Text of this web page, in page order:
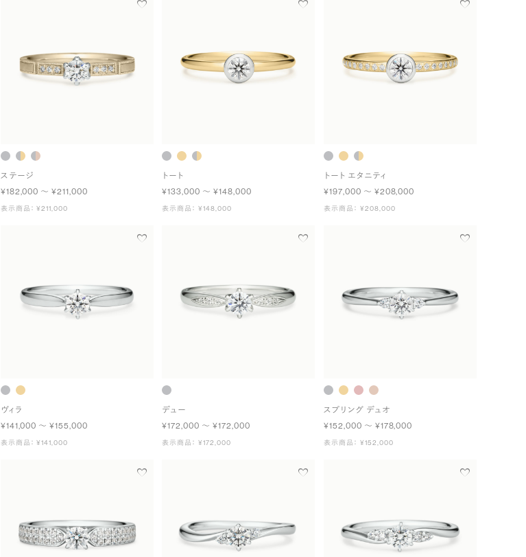
ステージ
¥182,000 〜 ¥211,000
表示商品： ¥211,000
トート
¥133,000 〜 ¥148,000
表示商品： ¥148,000
トート エタニティ
¥197,000 〜 ¥208,000
表示商品： ¥208,000
ヴィラ
¥141,000 〜 ¥155,000
表示商品： ¥141,000
デュー
¥172,000 〜 ¥172,000
表示商品： ¥172,000
スプリング デュオ
¥152,000 〜 ¥178,000
表示商品： ¥152,000